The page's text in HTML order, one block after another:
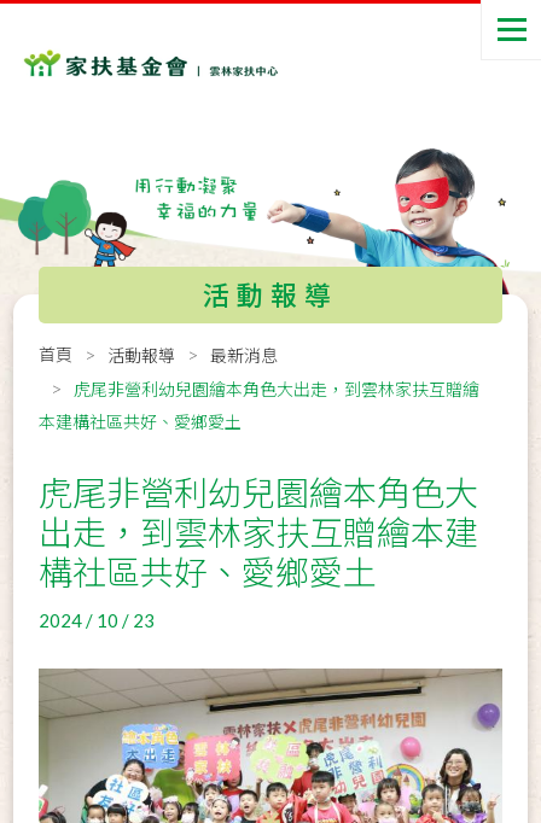
活動報導
首頁 活動報導
最新消息
虎尾非營利幼兒園繪本角色大出走，到雲林家扶互贈繪
本建構社區共好、愛鄉愛土
虎尾非營利幼兒園繪本角色大
出走，到雲林家扶互贈繪本建
構社區共好、愛鄉愛土
2024 / 10 / 23